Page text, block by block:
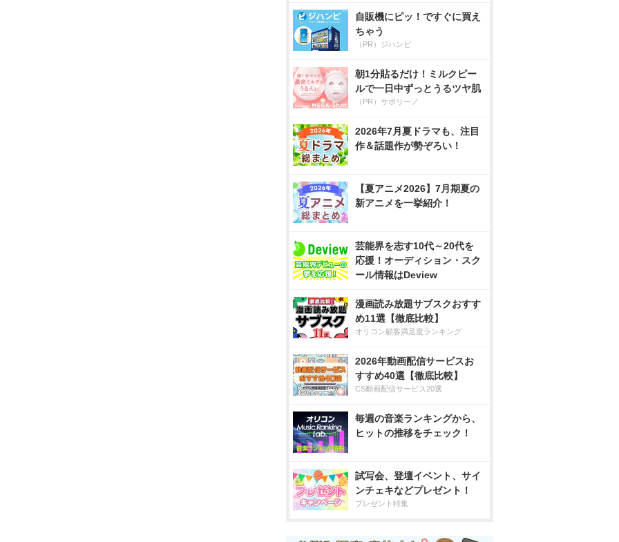
自販機にピッ！ですぐに買え
ちゃう
（PR）ジハンピ
朝1分貼るだけ！ミルクピー
ルで一日中ずっとうるツヤ肌
（PR）サボリーノ
2026年7月夏ドラマも、注目
作＆話題作が勢ぞろい！
【夏アニメ2026】7月期夏の
新アニメを一挙紹介！
芸能界を志す10代～20代を
応援！オーディション・スク
ール情報はDeview
漫画読み放題サブスクおすす
め11選【徹底比較】
オリコン顧客満足度ランキング
2026年動画配信サービスお
すすめ40選【徹底比較】
CS動画配信サービス20選
毎週の音楽ランキングから、
ヒットの推移をチェック！
試写会、登壇イベント、サイ
ンチェキなどプレゼント！
プレゼント特集